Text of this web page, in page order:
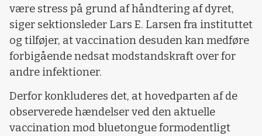
være stress på grund af håndtering af dyret,
siger sektionsleder Lars E. Larsen fra instituttet
og tilføjer, at vaccination desuden kan medføre
forbigående nedsat modstandskraft over for
andre infektioner.
Derfor konkluderes det, at hovedparten af de
observerede hændelser ved den aktuelle
vaccination mod bluetongue formodentligt